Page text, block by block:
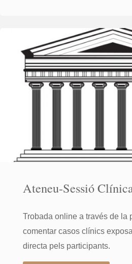
Sessió
Clínica
14-
Ateneu-Sessió
Trobada online a través de la
comentar casos clínics
directa pels participants.